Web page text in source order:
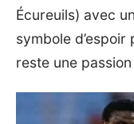
Écureuils) avec
symbole
reste une